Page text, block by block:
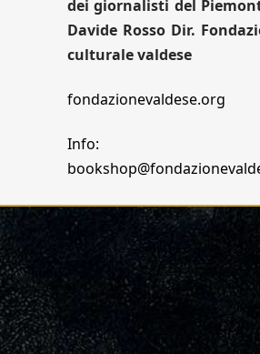
dei giornalisti del
Davide Rosso Dir.
culturale valdese
fondazionevaldese.org
Info: